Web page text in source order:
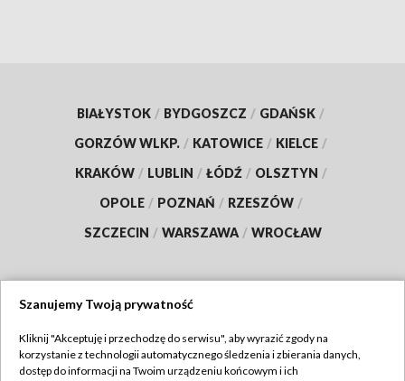
BIAŁYSTOK / BYDGOSZCZ / GDAŃSK /
GORZÓW WLKP. / KATOWICE / KIELCE /
KRAKÓW / LUBLIN / ŁÓDŹ / OLSZTYN /
OPOLE / POZNAŃ / RZESZÓW /
SZCZECIN / WARSZAWA / WROCŁAW
TVP
Szanujemy Twoją prywatność
Kliknij "Akceptuję i przechodzę do serwisu", aby wyrazić zgody na
korzystanie z technologii automatycznego śledzenia i zbierania danych,
dostęp do informacji na Twoim urządzeniu końcowym i ich